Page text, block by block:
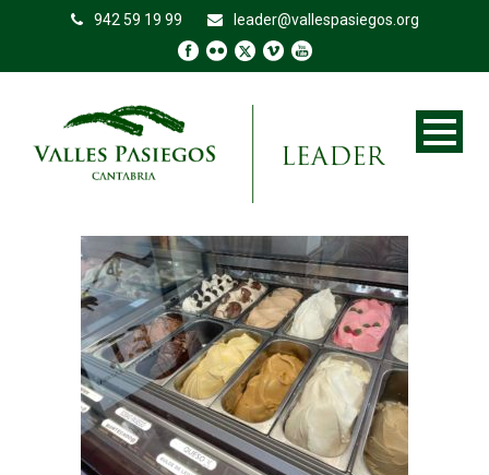
942 59 19 99 leader@vallespasiegos.org